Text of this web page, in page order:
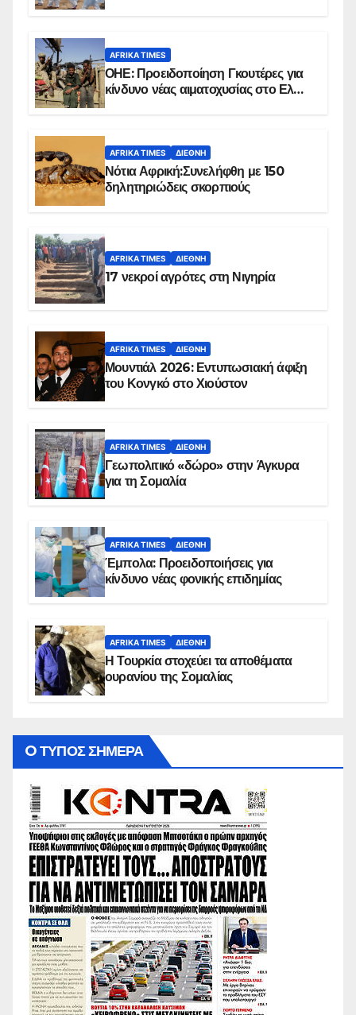
AFRIKA TIMES
ΟΗΕ: Προειδοποίηση Γκουτέρες για
κίνδυνο νέας αιματοχυσίας στο Ελ
AFRIKA TIMES ΔΙΕΘΝΉ
Νότια Αφρική:Συνελήφθη με 150
δηλητηριώδεις σκορπιούς
AFRIKA TIMES ΔΙΕΘΝΉ
17 νεκροί αγρότες στη Νιγηρία
AFRIKA TIMES ΔΙΕΘΝΉ
Μουντιάλ 2026: Εντυπωσιακή άφιξη
του Κονγκό στο Χιούστον
AFRIKA TIMES ΔΙΕΘΝΉ
Γεωπολιτικό «δώρο» στην Άγκυρα
για τη Σομαλία
AFRIKA TIMES ΔΙΕΘΝΉ
Έμπολα: Προειδοποιήσεις για
κίνδυνο νέας φονικής επιδημίας
AFRIKA TIMES ΔΙΕΘΝΉ
Η Τουρκία στοχεύει τα αποθέματα
ουρανίου της Σομαλίας
O ΤΥΠΟΣ ΣΗΜΕΡΑ